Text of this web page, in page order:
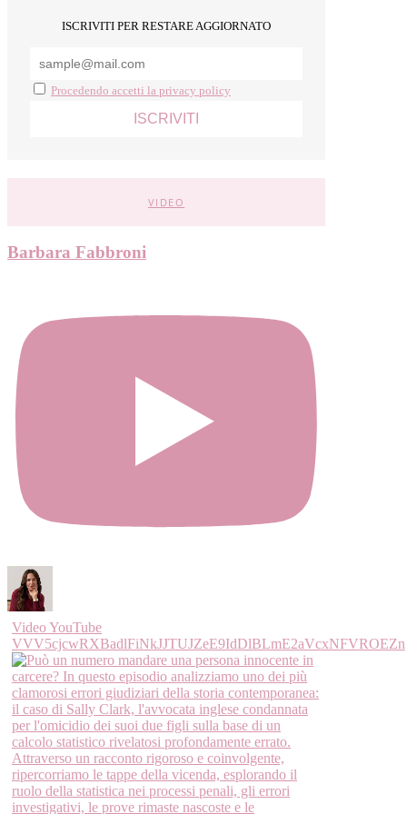
ISCRIVITI PER RESTARE AGGIORNATO
Procedendo accetti la privacy policy
VIDEO
Barbara Fabbroni
Video YouTube
VVV5cjcwRXBadlFiNkJJTUJZeE9IdDlBLmE2aVcxNFVROEZn